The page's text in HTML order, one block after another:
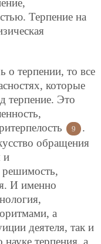
Терпение на
о терпении, то все
которые
терпение. Это
9
.
обращения
и
решимость,
И именно
а
деятеля, так и
терпения, а